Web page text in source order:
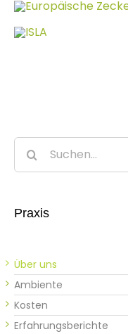
Suche
nach:
Praxis
Über uns
Ambiente
Kosten
Erfahrungsberichte